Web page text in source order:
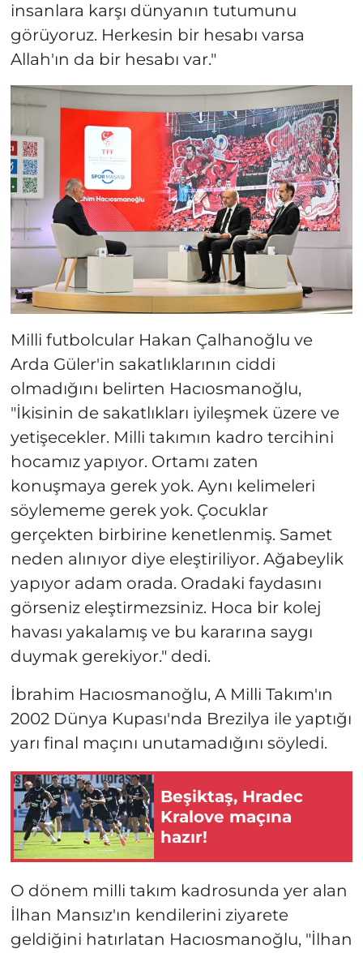
insanlara karşı dünyanın tutumunu
görüyoruz. Herkesin bir hesabı varsa
Allah'ın da bir hesabı var."
Milli futbolcular Hakan Çalhanoğlu ve
Arda Güler'in sakatlıklarının ciddi
olmadığını belirten Hacıosmanoğlu,
"İkisinin de sakatlıkları iyileşmek üzere ve
yetişecekler. Milli takımın kadro tercihini
hocamız yapıyor. Ortamı zaten
konuşmaya gerek yok. Aynı kelimeleri
söylememe gerek yok. Çocuklar
gerçekten birbirine kenetlenmiş. Samet
neden alınıyor diye eleştiriliyor. Ağabeylik
yapıyor adam orada. Oradaki faydasını
görseniz eleştirmezsiniz. Hoca bir kolej
havası yakalamış ve bu kararına saygı
duymak gerekiyor." dedi.
İbrahim Hacıosmanoğlu, A Milli Takım'ın
2002 Dünya Kupası'nda Brezilya ile yaptığı
yarı final maçını unutamadığını söyledi.
Beşiktaş, Hradec
Kralove maçına
hazır!
O dönem milli takım kadrosunda yer alan
İlhan Mansız'ın kendilerini ziyarete
geldiğini hatırlatan Hacıosmanoğlu, "İlhan